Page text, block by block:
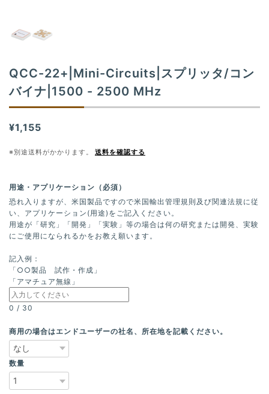
QCC-22+|Mini-Circuits|スプリッタ/コン
バイナ|1500 - 2500 MHz
¥1,155
※別途送料がかかります。 送料を確認する
用途・アプリケーション（必須）
恐れ入りますが、米国製品ですので米国輸出管理規則及び関連法規に従
い、アプリケーション(用途)をご記入ください。
用途が「研究」「開発」「実験」等の場合は何の研究または開発、実験
にご使用になられるかをお教え願います。
記入例：
「○○製品 試作・作成」
「アマチュア無線」
0 / 30
商用の場合はエンドユーザーの社名、所在地を記載ください。
数量